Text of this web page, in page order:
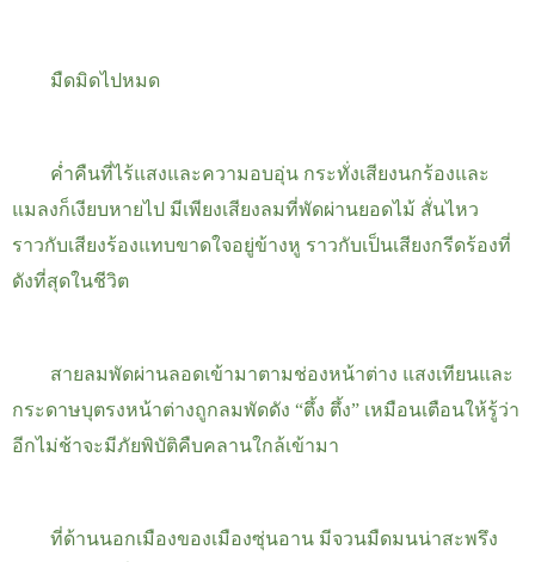
มืดมิดไปหมด
ค่ำคืนที่ไร้แสงและความอบอุ่น กระทั่งเสียงนกร้องและ
แมลงก็เงียบหายไป มีเพียงเสียงลมที่พัดผ่านยอดไม้ สั่นไหว
ราวกับเสียงร้องแทบขาดใจอยู่ข้างหู ราวกับเป็นเสียงกรีดร้องที่
ดังที่สุดในชีวิต
สายลมพัดผ่านลอดเข้ามาตามช่องหน้าต่าง แสงเทียนและ
กระดาษบุตรงหน้าต่างถูกลมพัดดัง “ตึ้ง ตึ้ง” เหมือนเตือนให้รู้ว่า
อีกไม่ช้าจะมีภัยพิบัติคืบคลานใกล้เข้ามา
ที่ด้านนอกเมืองของเมืองซุ่นอาน มีจวนมืดมนน่าสะพรึง